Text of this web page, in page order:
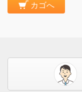
カゴへ